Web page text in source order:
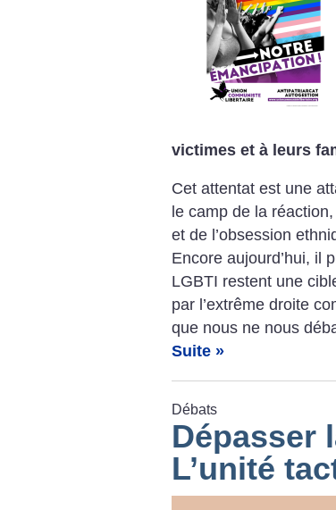
victimes et à leurs
Cet attentat est une
le camp de la
et de l’obsession
Encore aujourd’hui, il
LGBTI restent une
par l’extrême droite
que nous ne nous
Suite »
Débats
Dépasser
L’unité